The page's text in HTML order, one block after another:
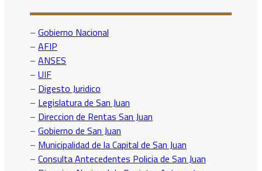
–Gobierno Nacional
–AFIP
–ANSES
–UIF
– Digesto Juridico
– Legislatura de San Juan
– Direccion de Rentas San Juan
–Gobierno de San Juan
– Municipalidad de la Capital de San Juan
–Consulta Antecedentes Policia de San Juan